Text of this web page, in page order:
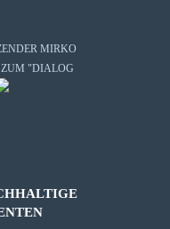
MIRKO
"DIALOG